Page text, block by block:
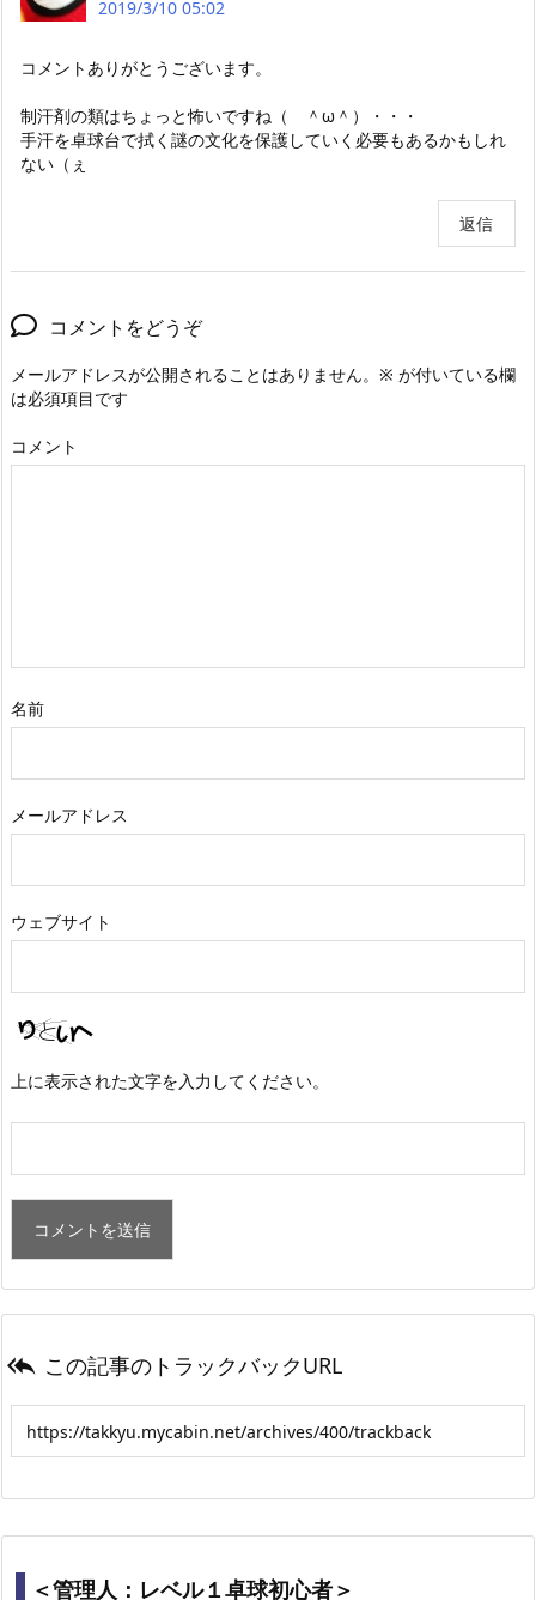
2019/3/10 05:02
コメントありがとうございます。
制汗剤の類はちょっと怖いですね（ ＾ω＾）・・・
手汗を卓球台で拭く謎の文化を保護していく必要もあるかもしれ
ない（ぇ
返信
コメントをどうぞ
メールアドレスが公開されることはありません。 ※ が付いている欄
は必須項目です
コメント
名前
メールアドレス
ウェブサイト
上に表示された文字を入力してください。
 この記事のトラックバックURL
＜管理人：レベル１卓球初心者＞